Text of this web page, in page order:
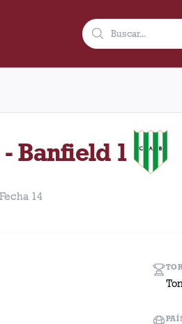
mayo de 2012 en condición de
Banfield 1
Fecha 14